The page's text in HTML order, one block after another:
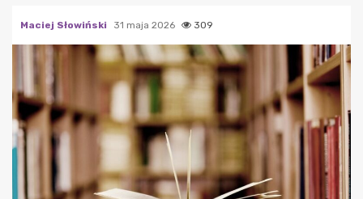
Maciej Słowiński 31 maja 2026 309